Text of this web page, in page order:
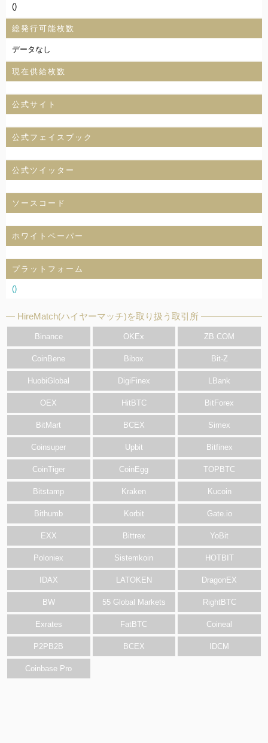
()
総発行可能枚数
データなし
現在供給枚数
公式サイト
公式フェイスブック
公式ツイッター
ソースコード
ホワイトペーパー
プラットフォーム
()
HireMatch(ハイヤーマッチ)を取り扱う取引所
Binance OKEx ZB.COM
CoinBene Bibox Bit-Z
HuobiGlobal DigiFinex LBank
OEX HitBTC BitForex
BitMart BCEX Simex
Coinsuper Upbit Bitfinex
CoinTiger CoinEgg TOPBTC
Bitstamp Kraken Kucoin
Bithumb Korbit Gate.io
EXX Bittrex YoBit
Poloniex Sistemkoin HOTBIT
IDAX LATOKEN DragonEX
BW 55 Global Markets RightBTC
Exrates FatBTC Coineal
P2PB2B BCEX IDCM
Coinbase Pro